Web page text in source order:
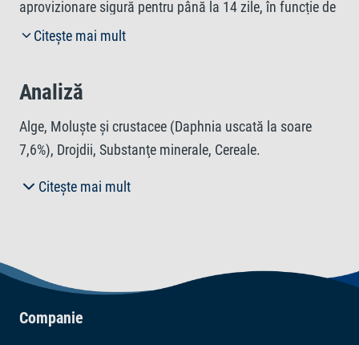
aprovizionare sigură pentru până la 14 zile, în funcție de
dimensiunea iazului și de numărul și speciile de pești.
că nu trebuie să vă îngrijorați că apa va fi poluată la
întoarcere. Datorită tehnologiei de hrană sub formă de
gel de la Tetra, Tetra Pond Holiday este 100%
spre deosebire de produsele realizate din blocuri de
calitate, fără coloranți și fără conservanți adăugați.
Tetra Pond Holiday este o hrană complementară pentru
Citește mai mult
Analiză
Alge, Moluşte şi crustacee (Daphnia uscată la soare
7,6%), Drojdii, Substanţe minerale, Cereale.
Aditivi
Citește mai mult
Companie